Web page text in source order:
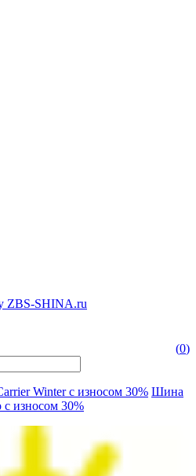
(0)
Winter с износом 30% Шина
с износом 30%